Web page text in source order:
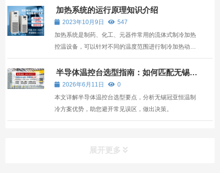
操作前检查真空泵开关处于关闭状态；真空泵水平放置
时，...
加热系统的运行原理知识介绍
2023年10月9日
547
加热系统是制药、化工、元器件常用的流体式制冷加热
控温设备，可以针对不同的温度范围进行制冷加热动态
控温。广泛应用于工业生产中，适用于各种相态材料的
反应。配备不同类型的搅拌和传热装置。那么大家对于
加热系统的控制方式知识了解多少呢？ 1、加热系统通
过冷...
半导体温控台选型指南：如何匹配无锡冠
亚恒温制冷方案
2026年6月11日
0
本文详解半导体温控台选型要点，分析无锡冠亚恒温制
冷方案优势，助您避开常见误区，做出决策。
展开更多